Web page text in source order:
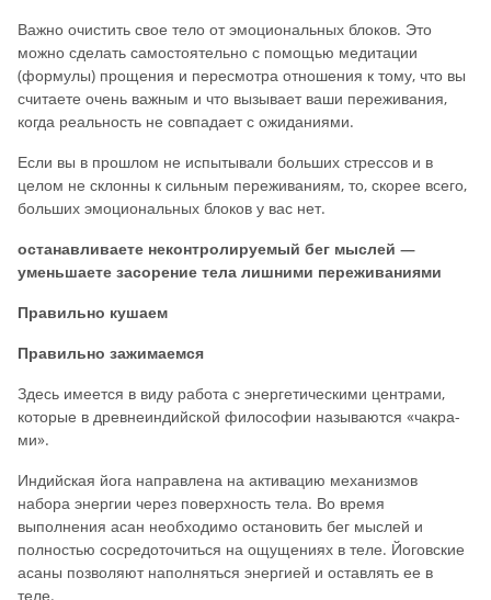
Важно очистить свое тело от эмоциональных блоков. Это
можно сделать самостоятельно с помощью медитации
(формулы) прощения и пересмотра отношения к тому, что вы
считаете очень важным и что вызывает ваши переживания,
когда реальность не совпадает с ожиданиями.
Если вы в прошлом не испытывали больших стрессов и в
целом не склонны к сильным переживаниям, то, скорее всего,
больших эмоциональных блоков у вас нет.
останавливаете неконтролируемый бег мыслей —
уменьшаете засорение тела лишними переживаниями
Правильно кушаем
Правильно зажимаемся
Здесь имеется в виду работа с энергетическими центрами,
кото­рые в древнеиндийской философии называются «чакра­
ми».
Индийская йога направлена на активацию механизмов
набора энергии через поверхность тела. Во время
выполнения асан необходимо остановить бег мыслей и
полностью сосредоточиться на ощу­щениях в теле. Йоговские
асаны позволяют наполняться энергией и оставлять ее в
теле.